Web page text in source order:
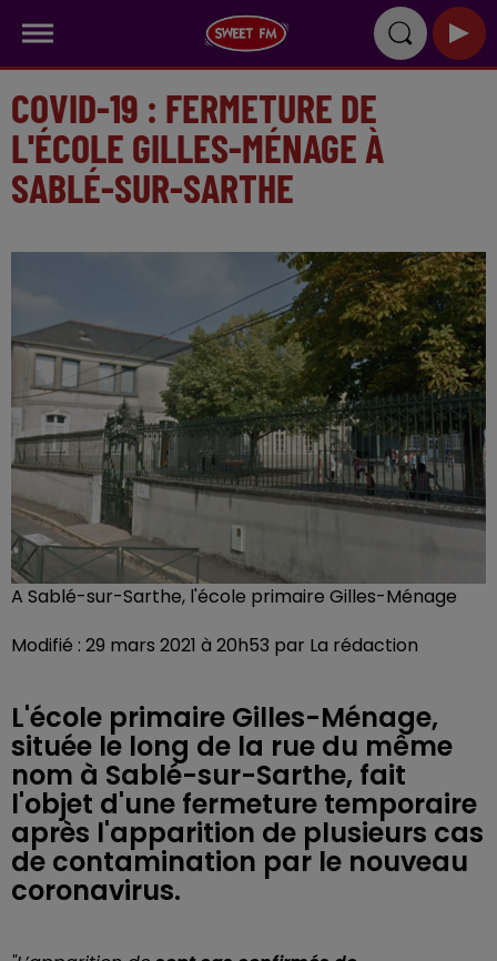
COVID-19 : FERMETURE DE
L'ÉCOLE GILLES-MÉNAGE À
SABLÉ-SUR-SARTHE
A Sablé-sur-Sarthe, l'école primaire Gilles-Ménage
Modifié : 29 mars 2021 à 20h53 par La rédaction
L'école primaire Gilles-Ménage,
située le long de la rue du même
nom à Sablé-sur-Sarthe, fait
l'objet d'une fermeture temporaire
après l'apparition de plusieurs cas
de contamination par le nouveau
coronavirus.